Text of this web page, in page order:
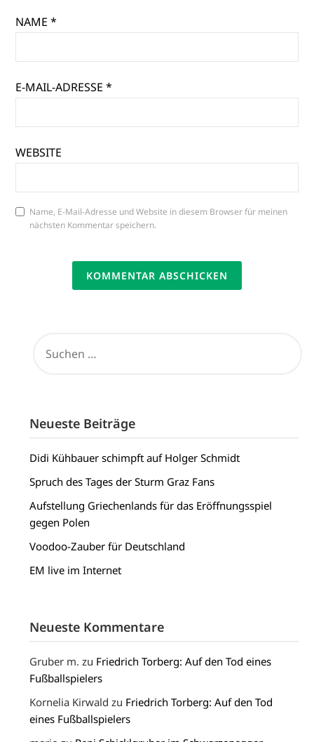
NAME*
E-MAIL-ADRESSE*
WEBSITE
Name, E-Mail-Adresse und Website in diesem Browser für meinen
nächsten Kommentar speichern.
NACH:
Neueste Beiträge
Didi Kühbauer schimpft auf Holger Schmidt
Spruch des Tages der Sturm Graz Fans
Aufstellung Griechenlands für das Eröffnungsspiel
gegen Polen
Voodoo-Zauber für Deutschland
EM live im Internet
Neueste Kommentare
Gruber m. zu Friedrich Torberg: Auf den Tod eines
Fußballspielers
Kornelia Kirwald zu Friedrich Torberg: Auf den Tod
eines Fußballspielers